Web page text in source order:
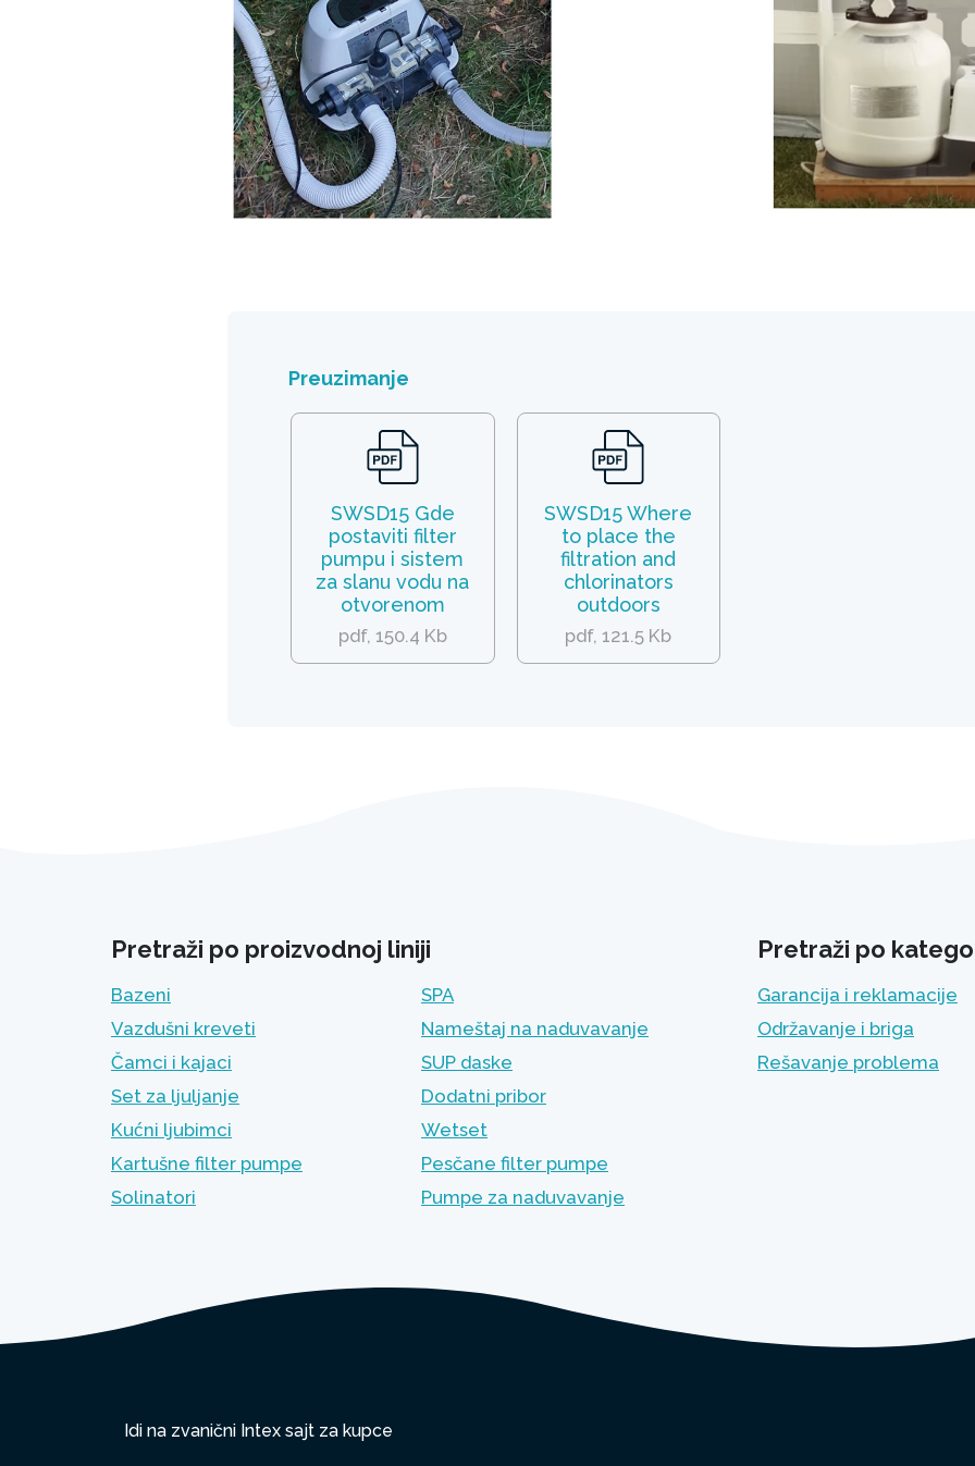
Preuzimanje
SWSD15 Gde
postaviti filter
pumpu i sistem
za slanu vodu na
otvorenom
pdf, 150.4 Kb
SWSD15 Where
to place the
filtration and
chlorinators
outdoors
pdf, 121.5 Kb
Pretraži po proizvodnoj liniji
Bazeni
SPA
Vazdušni kreveti
Nameštaj na naduvavanje
Čamci i kajaci
SUP daske
Set za ljuljanje
Dodatni pribor
Kućni ljubimci
Wetset
Kartušne filter pumpe
Pesčane filter pumpe
Solinatori
Pumpe za naduvavanje
Pretraži po
Garancija i reklamacije
Održavanje i briga
Rešavanje problema
Idi na zvanični Intex sajt za kupce